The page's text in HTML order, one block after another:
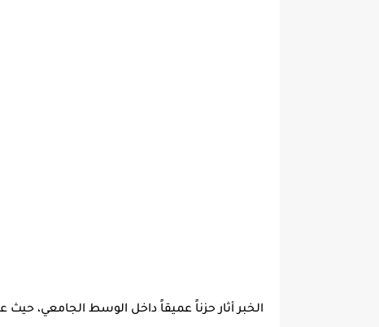
الخبر أثار حزناً عميقاً داخل الوسط الجامعي،